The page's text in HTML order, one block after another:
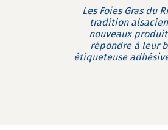
Les Foies Gras du
tradition
nouveaux
répondre à leur
étiqueteuse